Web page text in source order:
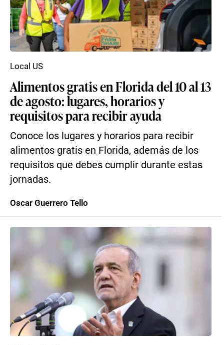
Alimentos gratis en Florida del 10 al 13
de agosto: lugares, horarios y
requisitos para recibir ayuda
Conoce los lugares y horarios para recibir
alimentos gratis en Florida, además de los
requisitos que debes cumplir durante estas
jornadas.
Local US
Oscar Guerrero Tello